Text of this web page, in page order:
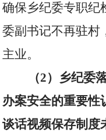
确保乡纪委专职纪
委副书记不再驻村
主业。
（2）乡纪委
办案安全的重要性
谈话视频保存制度